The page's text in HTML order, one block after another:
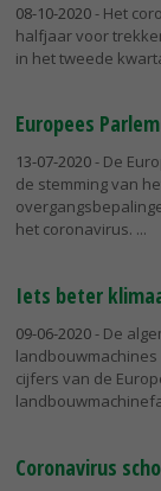
08-10-2020- Het
halfjaar voor
in het tweede
Europees
13-07-2020- De
de stemming van
het coronavirus.
Iets beter
09-06-2020- De
cijfers van de
Coronavirus